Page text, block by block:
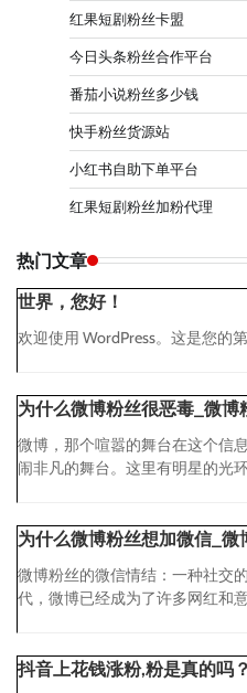
红果短剧粉丝卡盟
今日头条粉丝合作平台
番茄小说粉丝多少钱
快手粉丝货源站
小红书自助下单平台
红果短剧粉丝加粉代理
热门文章
世界，您好！
欢迎使用 WordPress。这是您的
为什么微博粉丝很恶毒_微博
微博，那个喧嚣的舞台在这个信
闹非凡的舞台。这里有明星的光
为什么微博粉丝想加微信_微
微博粉丝的微信情结：一种社交
代，微博已经成为了许多网红和
抖音上花钱涨粉,粉是真的吗